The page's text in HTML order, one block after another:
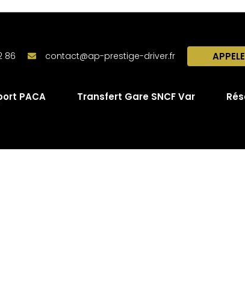
86 contact@ap-prestige-driver.fr
PACA Transfert Gare SNCF Var